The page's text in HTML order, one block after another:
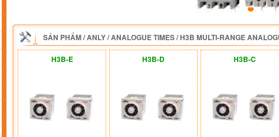
SẢN PHẨM/ANLY/ANALOGUE TIMES/H3B MULTI-RANGE
H3B-E H3B-D H3B-C